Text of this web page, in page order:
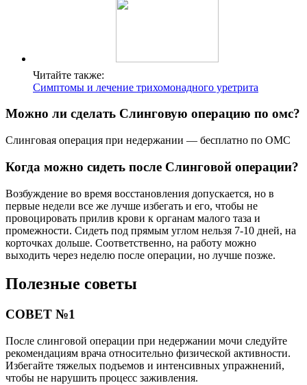
Читайте также:
Симптомы и лечение трихомонадного уретрита
Можно ли сделать Слинговую операцию по омс?
Слинговая операция при недержании — бесплатно по ОМС
Когда можно сидеть после Слинговой операции?
Возбуждение во время восстановления допускается, но в
первые недели все же лучше избегать и его, чтобы не
провоцировать прилив крови к органам малого таза и
промежности. Сидеть под прямым углом нельзя 7-10 дней, на
корточках дольше. Соответственно, на работу можно
выходить через неделю после операции, но лучше позже.
Полезные советы
СОВЕТ №1
После слинговой операции при недержании мочи следуйте
рекомендациям врача относительно физической активности.
Избегайте тяжелых подъемов и интенсивных упражнений,
чтобы не нарушить процесс заживления.